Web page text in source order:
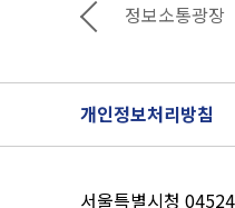
상대로 서울 정보소통광장
개인정보처리방침
서울특별시청